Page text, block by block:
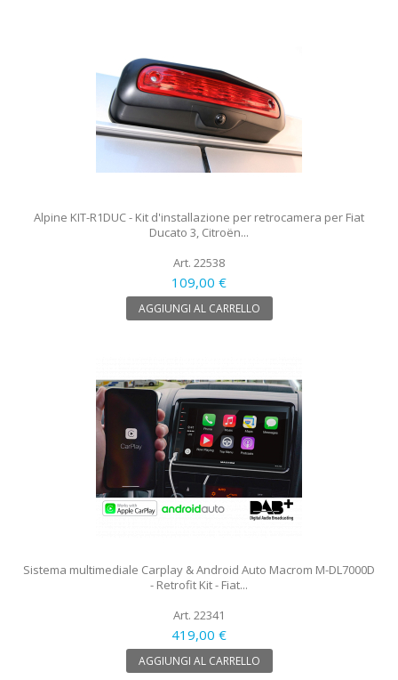
Alpine KIT-R1DUC - Kit d'installazione per retrocamera per Fiat
Ducato 3, Citroën...
Art. 22538
109,00 €
AGGIUNGI AL CARRELLO
Sistema multimediale Carplay & Android Auto Macrom M-DL7000D
- Retrofit Kit - Fiat...
Art. 22341
419,00 €
AGGIUNGI AL CARRELLO